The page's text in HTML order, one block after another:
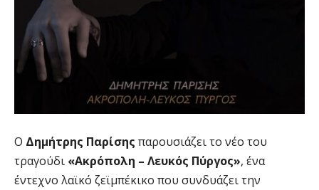
Ο Δημήτρης Παρίσης παρουσιάζει το νέο του
τραγούδι «Ακρόπολη – Λευκός Πύργος», ένα
έντεχνο λαϊκό ζεϊμπέκικο που συνδυάζει την